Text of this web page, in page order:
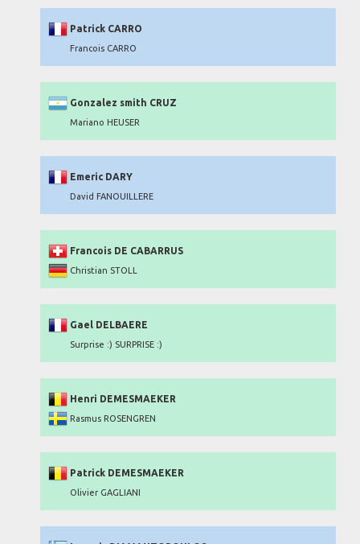
Patrick CARRO
Francois CARRO
Gonzalez smith CRUZ
Mariano HEUSER
Emeric DARY
David FANOUILLERE
Francois DE CABARRUS
Christian STOLL
Gael DELBAERE
Surprise :) SURPRISE :)
Henri DEMESMAEKER
Rasmus ROSENGREN
Patrick DEMESMAEKER
Olivier GAGLIANI